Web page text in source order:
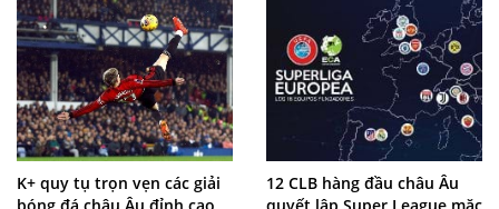
K+ quy tụ trọn vẹn các giải
bóng đá châu Âu đỉnh cao
12 CLB hàng đầu châu Âu
quyết lập Super League mặc